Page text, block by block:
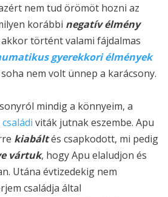
nem tud örömöt hozni az
korábbi negatív élmény
történt valami fájdalmas
gyerekkori élmények
nem volt ünnep a karácsony.
mindig a könnyeim, a
családi viták jutnak eszembe. Apu
kiabáltés csapkodott, mi pedig
vártuk, hogy Apu elaludjon és
Utána évtizedekig nem
családja által